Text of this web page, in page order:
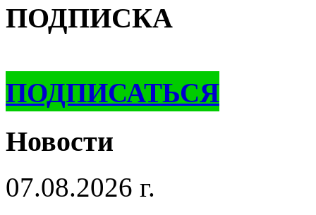
ПОДПИСКА
ПОДПИСАТЬСЯ
Новости
07.08.2026 г.